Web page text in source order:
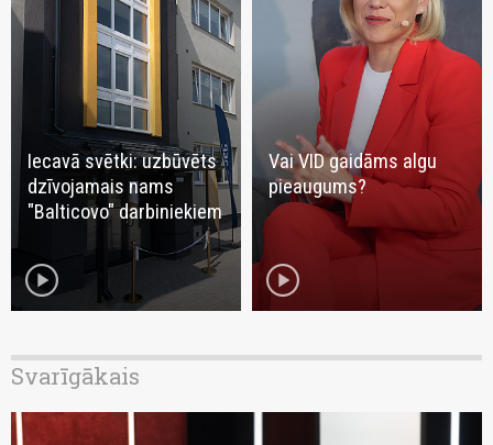
Iecavā svētki: uzbūvēts
dzīvojamais nams
"Balticovo" darbiniekiem
play_circle
Vai VID gaidāms algu
pieaugums?
play_circle
Svarīgākais